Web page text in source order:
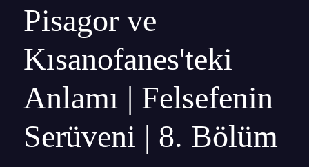
Pisagor ve
Kısanofanes'teki
Anlamı | Felsefenin
Serüveni | 8. Bölüm